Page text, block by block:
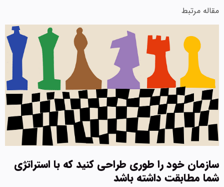
مقاله مرتبط
سازمان خود را طوری طراحی کنید که با استراتژی
شما مطابقت داشته باشد